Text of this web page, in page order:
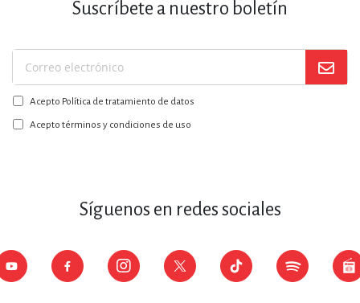
Suscríbete a nuestro boletín
Suscríbase
a
nuestro
boletín:
Acepto Política de tratamiento de datos
Acepto términos y condiciones de uso
Síguenos en redes sociales